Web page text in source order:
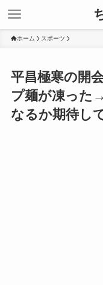
ホーム スポーツ
平昌極寒の開
プ麺が凍った
なるか期待し